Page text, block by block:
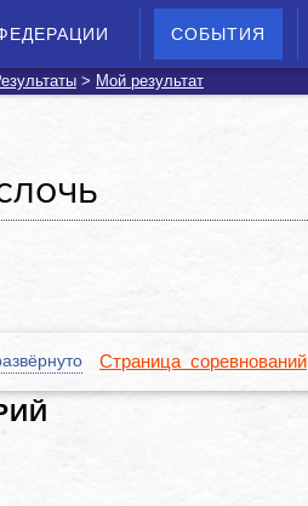
СОБЫТИЯ
> Мой результат
Страница соревнований